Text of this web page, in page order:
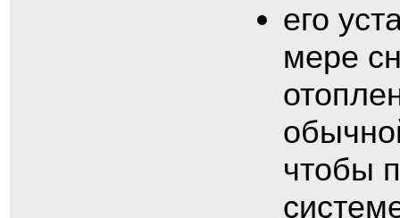
его
мере
чтобы